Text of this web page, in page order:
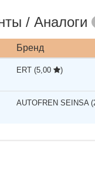
/ Аналоги
Бренд
ERT (5,00 )
AUTOFREN SEINSA